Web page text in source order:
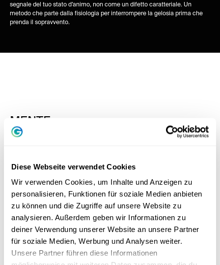
Diese Webseite verwendet Cookies
Wir verwenden Cookies, um Inhalte und Anzeigen zu
personalisieren, Funktionen für soziale Medien anbieten
zu können und die Zugriffe auf unsere Website zu
analysieren. Außerdem geben wir Informationen zu
deiner Verwendung unserer Website an unsere Partner
für soziale Medien, Werbung und Analysen weiter.
Unsere Partner führen diese Informationen
segnale del tuo stato d’animo, non come un difetto caratteriale. Un
metodo che parte dalla fisiologia per interrompere la gelosia prima che
prenda il sopravvento.
MENTE